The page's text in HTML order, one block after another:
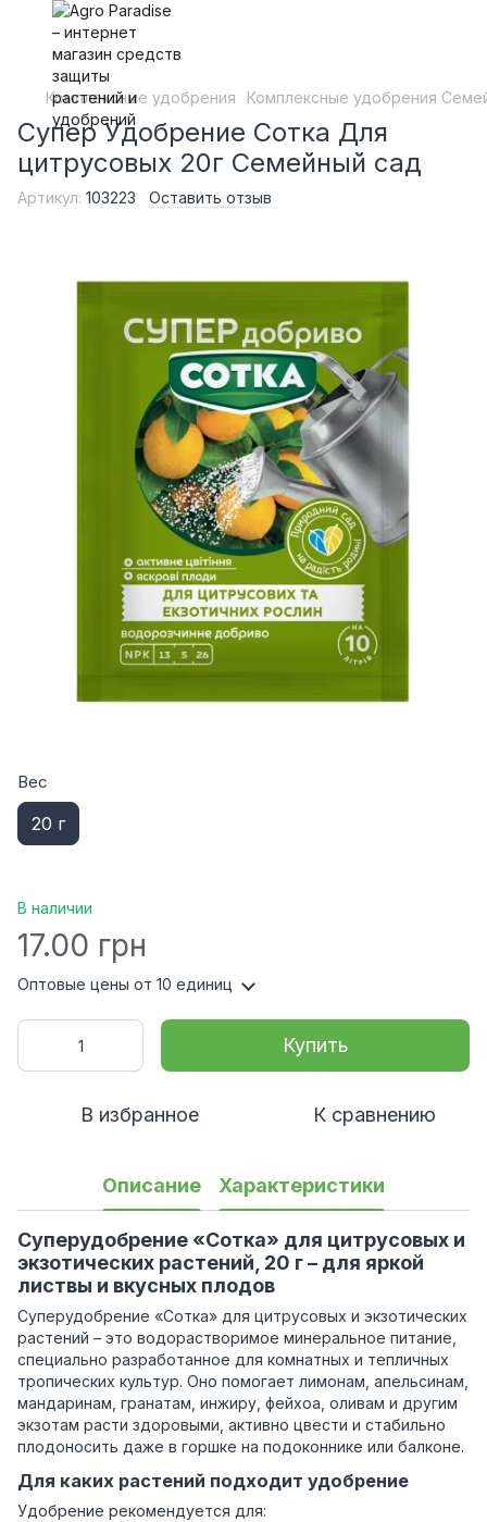
Комплексные удобрения Комплексные удобрения
Супер Удобрение Сотка Для
цитрусовых 20г Семейный сад
Артикул: 103223 Оставить отзыв
Вес
20 г
В наличии
17.00 грн
Оптовые цены от 10 единиц
Купить
В избранное К сравнению
Описание Характеристики
Суперудобрение «Сотка» для цитрусовых и
экзотических растений, 20 г – для яркой
листвы и вкусных плодов
Суперудобрение «Сотка» для цитрусовых и экзотических
растений – это водорастворимое минеральное питание,
специально разработанное для комнатных и тепличных
тропических культур. Оно помогает лимонам, апельсинам,
мандаринам, гранатам, инжиру, фейхоа, оливам и другим
экзотам расти здоровыми, активно цвести и стабильно
плодоносить даже в горшке на подоконнике или балконе.
Для каких растений подходит удобрение
Удобрение рекомендуется для: